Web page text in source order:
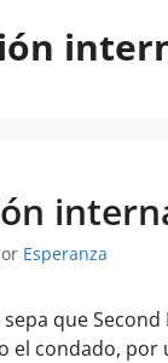
Esperanza
que
el condado, por